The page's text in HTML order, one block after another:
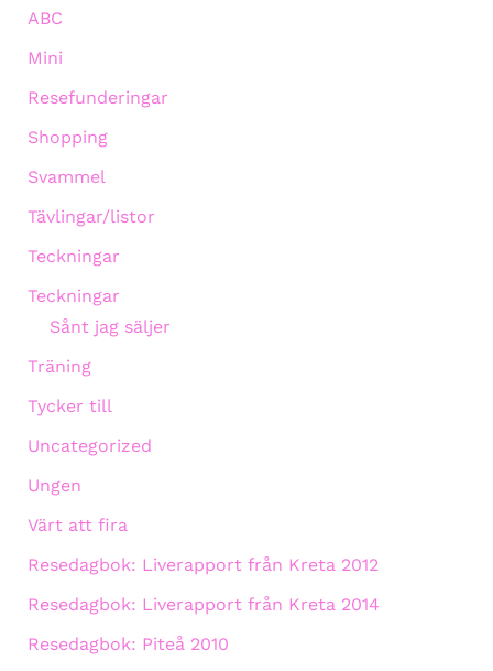
ABC
Mini
Resefunderingar
Shopping
Svammel
Tävlingar/listor
Teckningar
Teckningar
Sånt jag säljer
Träning
Tycker till
Uncategorized
Ungen
Värt att fira
Resedagbok: Liverapport från Kreta 2012
Resedagbok: Liverapport från Kreta 2014
Resedagbok: Piteå 2010